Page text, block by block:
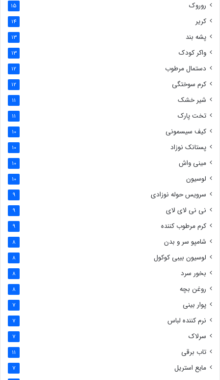
روروک 15
کریر 14
پشه بند 13
واکر کودک 13
دستمال مرطوب 12
کرم سوختگی 12
شیر خشک 11
تخت پارک 11
کیف سیسمونی 10
پستانک نوزاد 10
مینی واش 10
لوسیون 10
سرویس حوله نوزادی 9
نی نی لای لای 9
کرم مرطوب کننده 9
شامپو سر و بدن 8
لوسیون بیبی کوکول 8
بخور سرد 8
روغن بچه 8
پوار بینی 7
نرم کننده لباس 7
سرلاک 7
تاب برقی 11
مایع استریل 7